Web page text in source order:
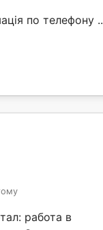
по телефону ..
работа в